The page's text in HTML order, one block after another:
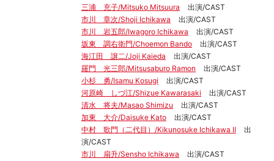
三浦 充子/Mitsuko Mitsuura
出演/CAST
市川 章次/Shoji Ichikawa
出演/CAST
市川 岩五郎/Iwagoro Ichikawa
出演/CAST
坂東 調右衛門/Choemon Bando
出演/CAST
海江田 譲二/Joji Kaieda
出演/CAST
羅門 光三郎/Mitsusaburo Ramon
出演/CAST
小杉 勇/Isamu Kosugi
出演/CAST
河原崎 しづ江/Shizue Kawarasaki
出演/CAST
清水 将夫/Masao Shimizu
出演/CAST
加東 大介/Daisuke Kato
出演/CAST
中村 歌門（二代目）/Kikunosuke Ichikawa Ⅱ
出
演/CAST
市川 扇升/Sensho Ichikawa
出演/CAST